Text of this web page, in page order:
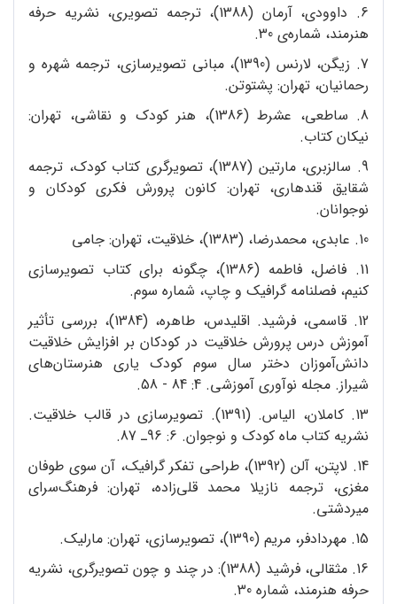
6. داوودی، آرمان (1388)، ترجمه تصویری، نشریه‌ حرفه
هنرمند، شماره‌ی 30.
7. زیگن، لارنس (1390)، مبانی تصویرسازی، ترجمه شهره و
رحمانیان، تهران: پشتوتن.
8. ساطعی، عشرط (1386)، هنر کودک و نقاشی، تهران:
نیکان کتاب.
9. سالزبری، مارتین (1387)، تصویرگری کتاب کودک، ترجمه
شقایق قندهاری، تهران: کانون پرورش فکری کودکان و
نوجوانان.
10. عابدی، محمدرضا، (1383)، خلاقیت، تهران: جامی
11. فاضل، فاطمه (1386)، چگونه برای کتاب تصویرسازی
کنیم، فصلنامه گرافیک و چاپ، شماره سوم.
12. قاسمی‌، فرشید. اقلیدس، طاهره، (1384)، بررسی تأثیر
آموزش‌ درس پرورش خلاقیت در کودکان بر افزایش خلاقیت
دانش‌آموزان دختر سال سوم کودک یاری هنرستان‌های
شیراز. مجله نوآوری آموزشی. 4: 84 - 58.
13. کاملان،‌ الیاس. (1391). تصویرسازی در قالب خلاقیت.
نشریه کتاب ماه کودک و نوجوان. 6: 96ـ 87.
14. لاپتن، ‌آلن (1392)، طراحی تفکر گرافیک، آن سوی طوفان
مغزی، ترجمه نازیلا محمد قلی‌زاده، تهران: فرهنگ‌سرای
میردشتی.
15. مهردادفر، مریم (1390)، تصویرسازی، تهران: مارلیک.
16. مثقالی، فرشید (1388): در چند و چون تصویرگری، نشریه
حرفه هنرمند، شماره 30.